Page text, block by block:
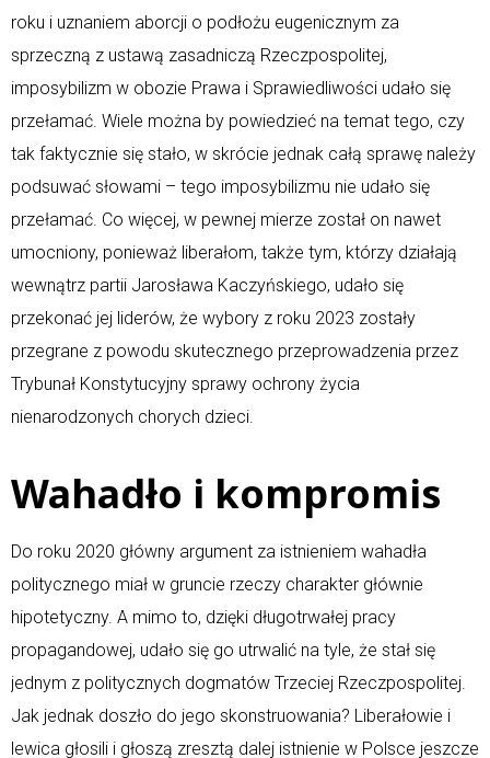
roku i uznaniem aborcji o podłożu eugenicznym za
sprzeczną z ustawą zasadniczą Rzeczpospolitej,
imposybilizm w obozie Prawa i Sprawiedliwości udało się
przełamać. Wiele można by powiedzieć na temat tego, czy
tak faktycznie się stało, w skrócie jednak całą sprawę należy
podsuwać słowami – tego imposybilizmu nie udało się
przełamać. Co więcej, w pewnej mierze został on nawet
umocniony, ponieważ liberałom, także tym, którzy działają
wewnątrz partii Jarosława Kaczyńskiego, udało się
przekonać jej liderów, że wybory z roku 2023 zostały
przegrane z powodu skutecznego przeprowadzenia przez
Trybunał Konstytucyjny sprawy ochrony życia
nienarodzonych chorych dzieci.
Wahadło i kompromis
Do roku 2020 główny argument za istnieniem wahadła
politycznego miał w gruncie rzeczy charakter głównie
hipotetyczny. A mimo to, dzięki długotrwałej pracy
propagandowej, udało się go utrwalić na tyle, że stał się
jednym z politycznych dogmatów Trzeciej Rzeczpospolitej.
Jak jednak doszło do jego skonstruowania? Liberałowie i
lewica głosili i głoszą zresztą dalej istnienie w Polsce jeszcze